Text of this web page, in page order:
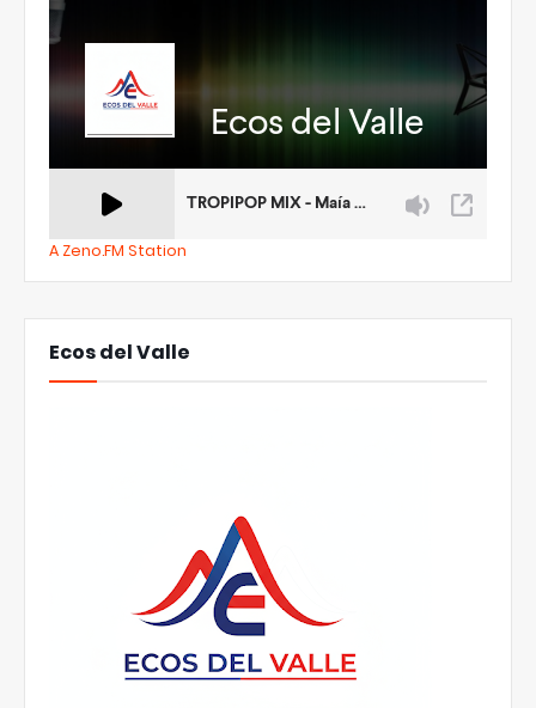
A Zeno.FM Station
Ecos del Valle